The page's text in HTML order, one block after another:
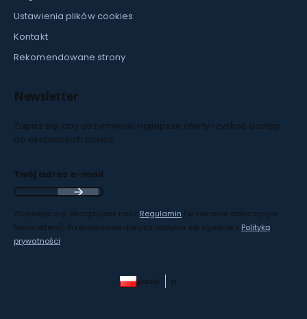
Ustawienia plików cookies
Kontakt
Rekomendowane strony
Newsletter
Zapisz się, aby otrzymywać najlepsze oferty i zyskać dostęp
do eksperckich porad.
Twój adres e-mail
Zapisując się, akceptujesz nasz Regulamin (w zakresie dotyczącym
Newslettera). Przetwarzanie danych odbywa się zgodnie z Polityką
prywatności
polski zł